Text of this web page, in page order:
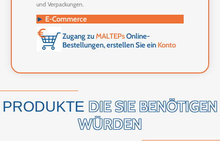
und Verpackungen.
► E-Commerce
Zugang zuMALTEPsOnline-
Bestellungen, erstellen Sie ein Konto
PRODUKTE DIE SIE BENÖTIGEN
WÜRDEN